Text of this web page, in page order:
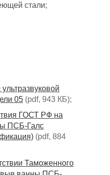
стали;
05 (pdf, 943 КБ);
ГОСТ РФ на
ПСБ-Галс
(pdf, 884
Таможенного